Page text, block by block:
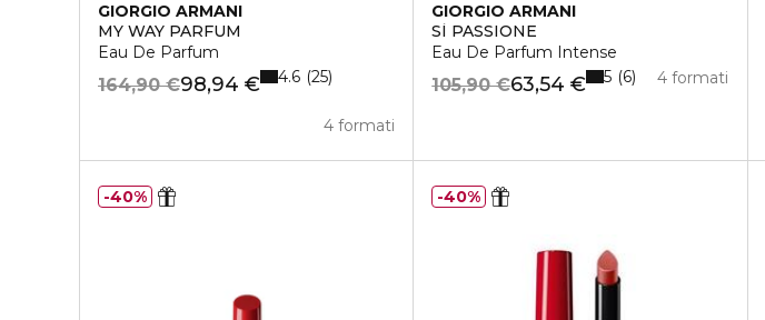
GIORGIO ARMANI
MY WAY PARFUM
Eau De Parfum
98,94 €
164,90 €
4 formati
4.6 25
GIORGIO ARMANI
SÌ PASSIONE
Eau De Parfum Intense
63,54 €
105,90 € 4 formati
5 6
40%
40%